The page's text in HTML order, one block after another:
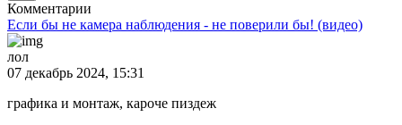
Комментарии
Если бы не камера наблюдения - не поверили бы! (видео)
лол
07 декабрь 2024, 15:31
графика и монтаж, кароче пиздеж